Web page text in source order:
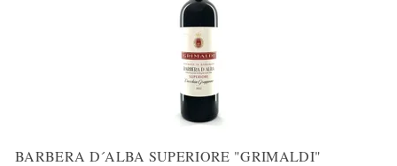
BARBERA D´ALBA SUPERIORE "GRIMALDI"